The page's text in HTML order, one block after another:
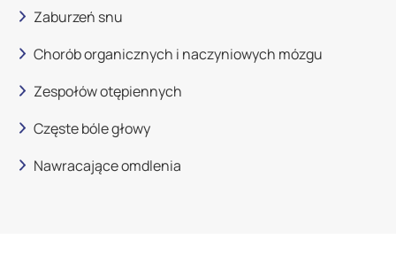
Zaburzeń snu
Chorób organicznych i naczyniowych mózgu
Zespołów otępiennych
Częste bóle głowy
Nawracające omdlenia